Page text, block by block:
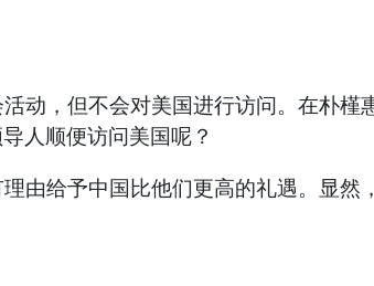
，但不会对美国进行访问。在朴槿
人顺便访问美国呢？
给予中国比他们更高的礼遇。显然